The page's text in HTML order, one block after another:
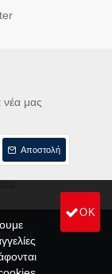
νέα μας
Αποστολή
OK